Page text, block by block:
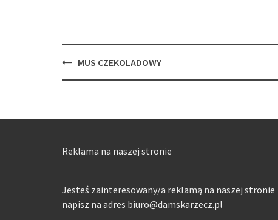
PostMUS CZEKOLADOWY
Reklama na naszej stronie
Jesteś zainteresowany/a reklamą na naszej stronie
napisz na adres biuro@damskarzecz.pl